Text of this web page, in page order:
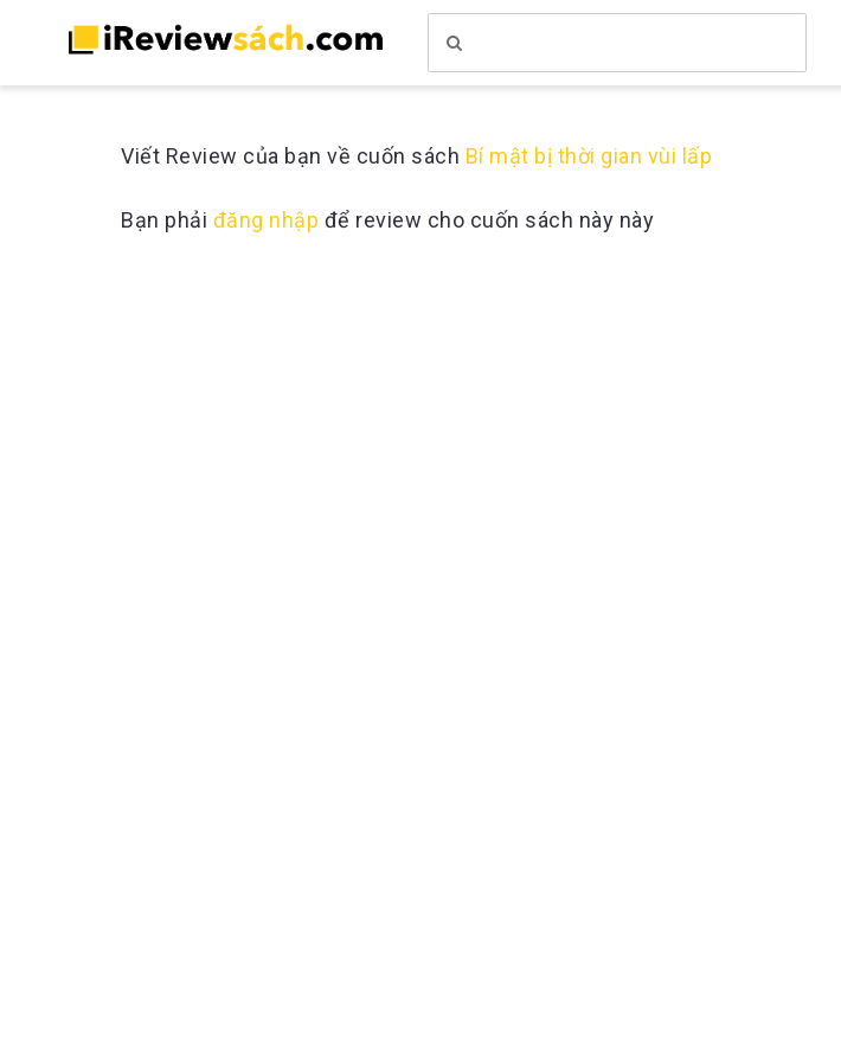
Viết Review của bạn về cuốn sách Bí mật bị thời gian vùi lấp
Bạn phải đăng nhập để review cho cuốn sách này này